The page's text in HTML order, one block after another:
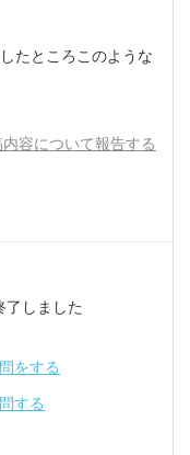
たところこのような
容について報告する
了しました
をする
する